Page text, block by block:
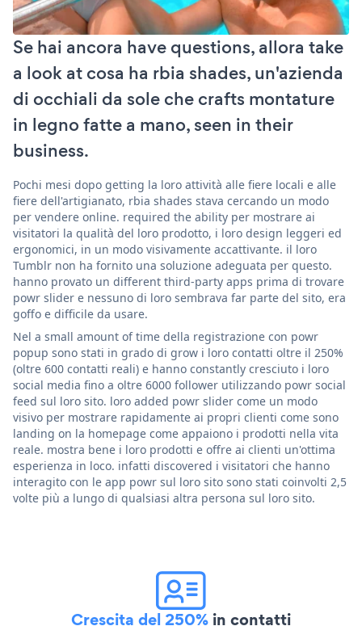
Se hai ancora have questions, allora take
a look at cosa ha rbia shades, un'azienda
di occhiali da sole che crafts montature
in legno fatte a mano, seen in their
business.
Pochi mesi dopo getting la loro attività alle fiere locali e alle
fiere dell'artigianato, rbia shades stava cercando un modo
per vendere online. required the ability per mostrare ai
visitatori la qualità del loro prodotto, i loro design leggeri ed
ergonomici, in un modo visivamente accattivante. il loro
Tumblr non ha fornito una soluzione adeguata per questo.
hanno provato un different third-party apps prima di trovare
powr slider e nessuno di loro sembrava far parte del sito, era
goffo e difficile da usare.
Nel a small amount of time della registrazione con powr
popup sono stati in grado di grow i loro contatti oltre il 250%
(oltre 600 contatti reali) e hanno constantly cresciuto i loro
social media fino a oltre 6000 follower utilizzando powr social
feed sul loro sito. loro added powr slider come un modo
visivo per mostrare rapidamente ai propri clienti come sono
landing on la homepage come appaiono i prodotti nella vita
reale. mostra bene i loro prodotti e offre ai clienti un'ottima
esperienza in loco. infatti discovered i visitatori che hanno
interagito con le app powr sul loro sito sono stati coinvolti 2,5
volte più a lungo di qualsiasi altra persona sul loro sito.
Crescita del 250% in contatti